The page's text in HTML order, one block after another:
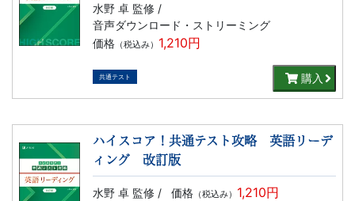
生
け
書
籍、
水野 卓 監修 /
音声ダウンロード・ストリーミング
価格（税込み） 1,210円
共通テスト 購入
ハイスコア！共通テスト攻略 英語リーデ
ィング 改訂版
水野 卓 監修 / 価格（税込み） 1,210円